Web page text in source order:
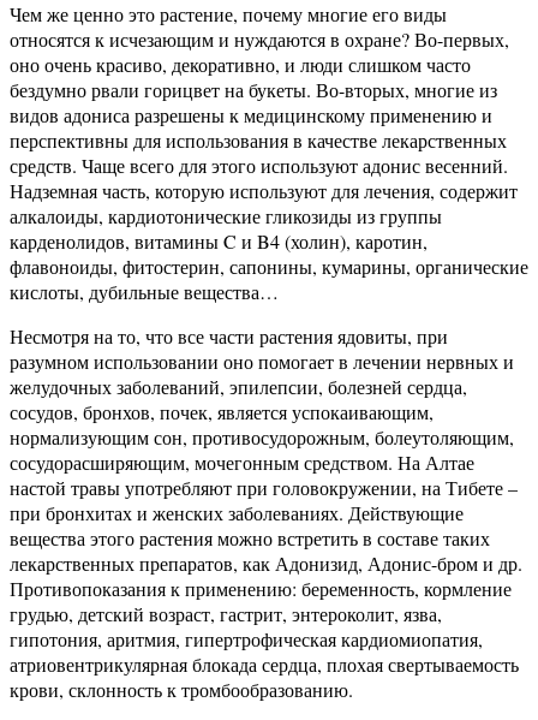
Чем же ценно это растение, почему многие его виды
относятся к исчезающим и нуждаются в охране? Во-первых,
оно очень красиво, декоративно, и люди слишком часто
бездумно рвали горицвет на букеты. Во-вторых, многие из
видов адониса разрешены к медицинскому применению и
перспективны для использования в качестве лекарственных
средств. Чаще всего для этого используют адонис весенний.
Надземная часть, которую используют для лечения, содержит
алкалоиды, кардиотонические гликозиды из группы
карденолидов, витамины C и B4 (холин), каротин,
флавоноиды, фитостерин, сапонины, кумарины, органические
кислоты, дубильные вещества…
Несмотря на то, что все части растения ядовиты, при
разумном использовании оно помогает в лечении нервных и
желудочных заболеваний, эпилепсии, болезней сердца,
сосудов, бронхов, почек, является успокаивающим,
нормализующим сон, противосудорожным, болеутоляющим,
сосудорасширяющим, мочегонным средством. На Алтае
настой травы употребляют при головокружении, на Тибете –
при бронхитах и женских заболеваниях. Действующие
вещества этого растения можно встретить в составе таких
лекарственных препаратов, как Адонизид, Адонис-бром и др.
Противопоказания к применению: беременность, кормление
грудью, детский возраст, гастрит, энтероколит, язва,
гипотония, аритмия, гипертрофическая кардиомиопатия,
атриовентрикулярная блокада сердца, плохая свертываемость
крови, склонность к тромбообразованию.